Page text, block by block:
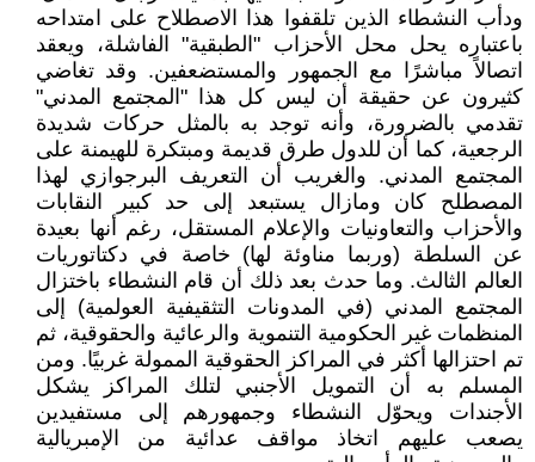
ودأب النشطاء الذين تلقفوا هذا الاصطلاح على امتداحه
باعتباره يحل محل الأحزاب "الطبقية" الفاشلة، ويعقد
اتصالاً مباشرًا مع الجمهور والمستضعفين. وقد تغاضي
كثيرون عن حقيقة أن ليس كل هذا "المجتمع المدني"
تقدمي بالضرورة، وأنه توجد به بالمثل حركات شديدة
الرجعية، كما أن للدول طرق قديمة ومبتكرة للهيمنة على
المجتمع المدني. والغريب أن التعريف البرجوازي لهذا
المصطلح كان ومازال يستبعد إلى حد كبير النقابات
والأحزاب والتعاونيات والإعلام المستقل، رغم أنها بعيدة
عن السلطة (وربما مناوئة لها) خاصة في دكتاتوريات
العالم الثالث. وما حدث بعد ذلك أن قام النشطاء باختزال
المجتمع المدني (في المدونات التثقيفية العولمية) إلى
المنظمات غير الحكومية التنموية والرعائية والحقوقية، ثم
تم احتزالها أكثر في المراكز الحقوقية الممولة غربيًا. ومن
المسلم به أن التمويل الأجنبي لتلك المراكز يشكل
الأجندات ويحوّل النشطاء وجمهورهم إلى مستفيدين
يصعب عليهم اتخاذ مواقف عدائية من الإمبريالية